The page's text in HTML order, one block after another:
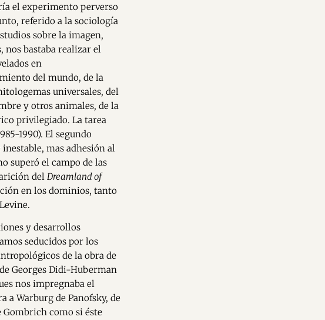
el experimento perverso
referido a la sociología
sobre la imagen,
nos bastaba realizar el
en
del mundo, de la
universales, del
y otros animales, de la
privilegiado. La tarea
1990). El segundo
mas adhesión al
superó el campo de las
delDreamland of
en los dominios, tanto
y desarrollos
seducidos por los
de la obra de
Georges Didi-Huberman
nos impregnaba el
a Warburg de Panofsky, de
como si éste